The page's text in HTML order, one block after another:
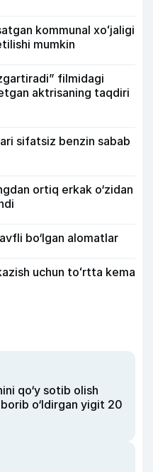
kommunal xoʻjaligi
mumkin
filmidagi
aktrisaning taqdiri
sifatsiz benzin sabab
ortiq erkak o‘zidan
bo‘lgan alomatlar
uchun toʻrtta kema
qo‘y sotib olish
o‘ldirgan yigit 20